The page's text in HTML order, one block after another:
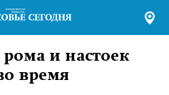
и настоек
время